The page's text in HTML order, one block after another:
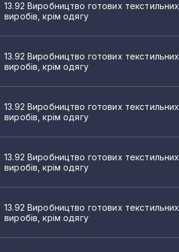
13.92 Виробництво готових текстильних
виробів, крім одягу
13.92 Виробництво готових текстильних
виробів, крім одягу
13.92 Виробництво готових текстильних
виробів, крім одягу
13.92 Виробництво готових текстильних
виробів, крім одягу
13.92 Виробництво готових текстильних
виробів, крім одягу